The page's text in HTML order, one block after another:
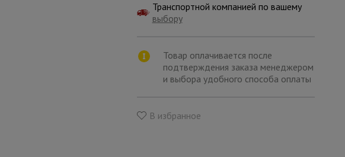
Транспортной компанией по вашему
выбору
Товар оплачивается после
подтверждения заказа менеджером
и выбора удобного способа оплаты
В избранное